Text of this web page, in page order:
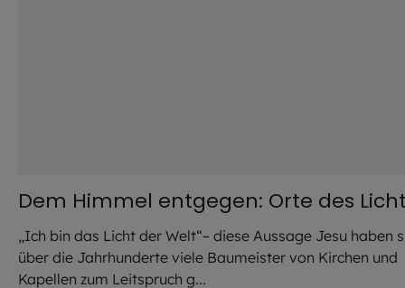
Dem Himmel entgegen: Orte des
„Ich bin das Licht der Welt“– diese Aussage Jesu haben
über die Jahrhunderte viele Baumeister von Kirchen und
Kapellen zum Leitspruch g...